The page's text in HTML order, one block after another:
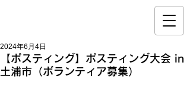
【ポスティング】ポスティング大会 in
土浦市（ボランティア募集）
2024年6月4日